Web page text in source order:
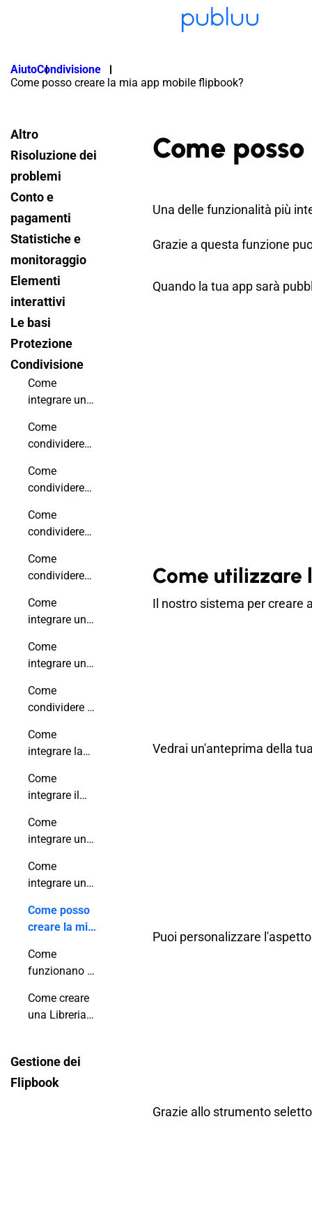
AiutoCondivisione
Come posso creare la mia app mobile flipbook?
Altro
Risoluzione dei
problemi
Conto e
pagamenti
Statistiche e
monitoraggio
Elementi
interattivi
Le basi
Protezione
Condivisione
Come
integrare un
tuo sito web?
Come
condividere
tramite un
link?
Come
condividere
flipbook con
apertura
diretta su una
pagina
Come
condividere
sui social
media?
Come
condividere
tramite
email?
Come
integrare un
interattivo
nelle tue
email
Come
integrare un
tua firma
Gmail?
Come
condividere il
tramite un
codice QR?
Come
integrare la
pubblicazione
su
WordPress?
Come
integrare il
sul sito Wix?
Come
integrare un
una pagina
Shopify?
Come
integrare un
articolo del
blog su
Shopify?
Come posso
creare la mia
flipbook?
Come
funzionano le
push?
Come creare
una Libreria
Gestione dei
Flipbook
Come
Una delle funzionalità più
Grazie a questa funzione
Quando la tua app sarà
Come utilizzare
Il nostro sistema per creare
Vedrai un'anteprima della
Puoi personalizzare
Grazie allo strumento